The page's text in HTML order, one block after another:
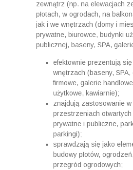
zewnątrz (np. na elewacjach
płotach, w ogrodach, na
jak i we wnętrzach (domy i
prywatne, biurowce, budynki
publicznej, baseny, SPA,
efektownie prezentują
wnętrzach (baseny, SPA,
firmowe, galerie
użytkowe, kawiarnie);
znajdują zastosowanie w
przestrzeniach
prywatne i publiczne,
parkingi);
sprawdzają się jako
budowy płotów,
przegród ogrodowych;